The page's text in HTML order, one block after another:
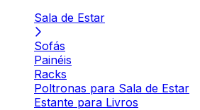
Sala de Estar
Sofás
Painéis
Racks
Poltronas para Sala de Estar
Estante para Livros